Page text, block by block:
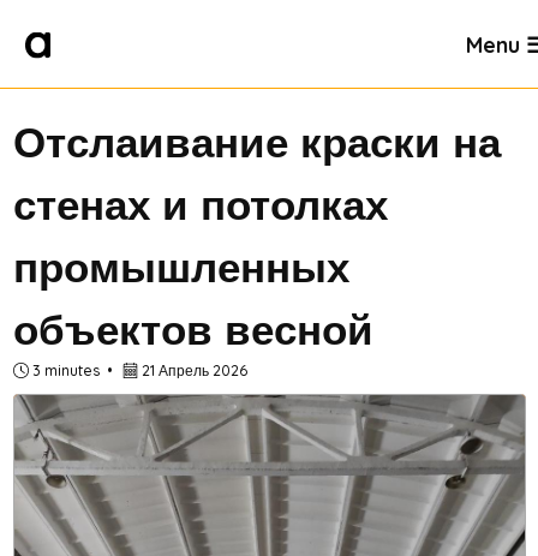
Menu
Отслаивание краски на
стенах и потолках
промышленных
объектов весной
3 minutes 21 Апрель 2026